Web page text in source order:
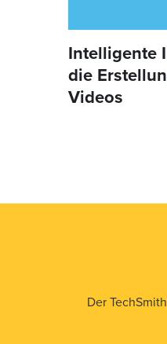
Intelligente
die
Videos
Der